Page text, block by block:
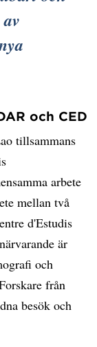
och CED
tillsammans
arbete
mellan två
d'Estudis
är
och
från
besök och